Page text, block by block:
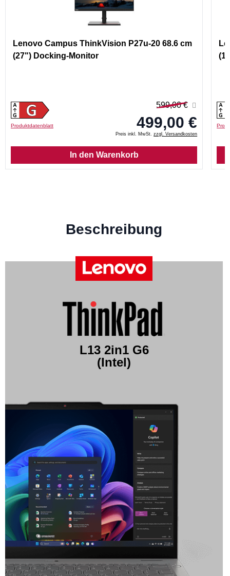
Lenovo Campus ThinkVision P27u-20 68.6 cm
(27") Docking-Monitor
Produktdatenblatt
599,00 €
499,00 €
Preis inkl. MwSt.zzgl. Versandkosten
In den Warenkorb
Beschreibung
L13 2in1 G6
(Intel)